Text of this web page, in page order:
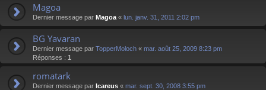
Magoa
Dernier message par Magoa « lun. janv. 31, 2011 2:02 pm
BG Yavaran
Dernier message par TopperMoloch « mar. août 25, 2009 8:23 pm
Réponses : 1
romatark
Dernier message par Icareus « mar. sept. 30, 2008 3:55 pm